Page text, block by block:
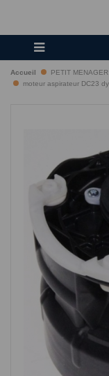
Accueil PETIT MENAGER
moteur aspirateur DC23